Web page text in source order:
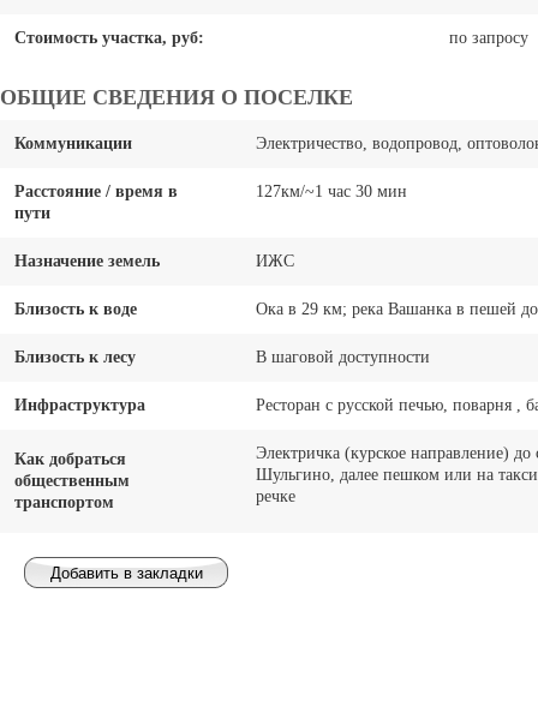
Стоимость участка, руб: по запросу
ОБЩИЕ СВЕДЕНИЯ О ПОСЕЛКЕ
Коммуникации Электричество, водопровод,
Расстояние / время в
пути
127км/~1 час 30 мин
Назначение земель ИЖС
Близость к воде Ока в 29 км; река Вашанка в пешей
Близость к лесу В шаговой доступности
Инфраструктура Ресторан с русской печью, поварня ,
Как добраться
общественным
транспортом
Электричка (курское направление)
Шульгино, далее пешком или на
речке